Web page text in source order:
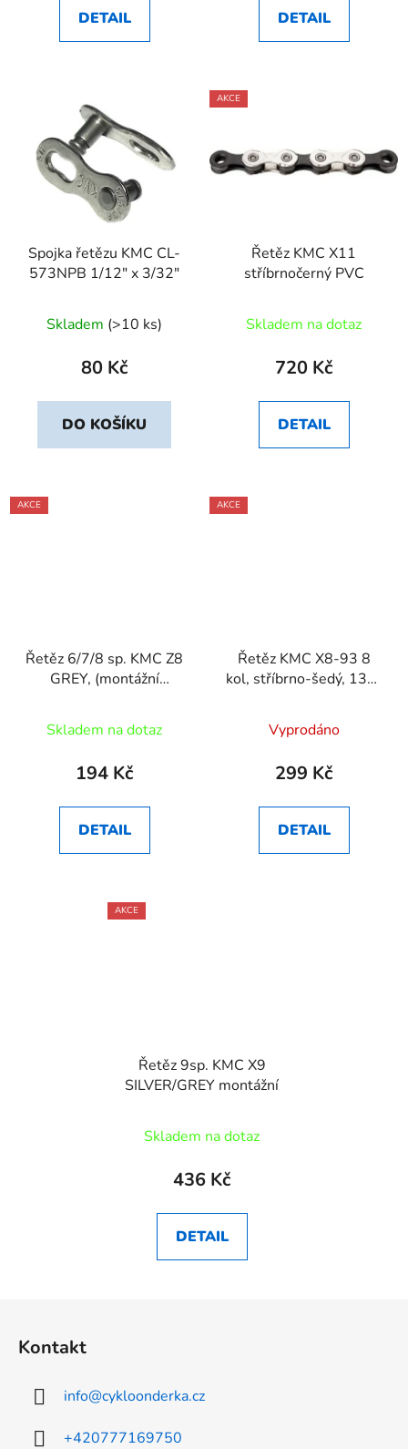
DETAIL DETAIL
Spojka řetězu KMC CL-
573NPB 1/12" x 3/32"
Skladem (>10 ks)
80 Kč
DO KOŠÍKU
AKCE
Řetěz KMC X11
stříbrnočerný PVC
Skladem na dotaz
720 Kč
DETAIL
AKCE
Řetěz 6/7/8 sp. KMC Z8
GREY, (montážní
Skladem na dotaz
194 Kč
DETAIL
AKCE
Řetěz KMC X8-93 8
kol, stříbrno-šedý, 130-
Vyprodáno
299 Kč
DETAIL
AKCE
Řetěz 9sp. KMC X9
SILVER/GREY montážní
Skladem na dotaz
436 Kč
DETAIL
Kontakt
info@cykloonderka.cz
+420777169750